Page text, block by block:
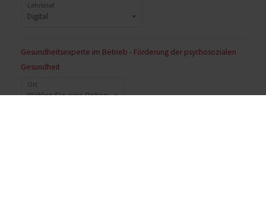
Lehrbrief
Gesundheitsexperte im Betrieb - Förderung der psychosozialen
Gesundheit
Ort